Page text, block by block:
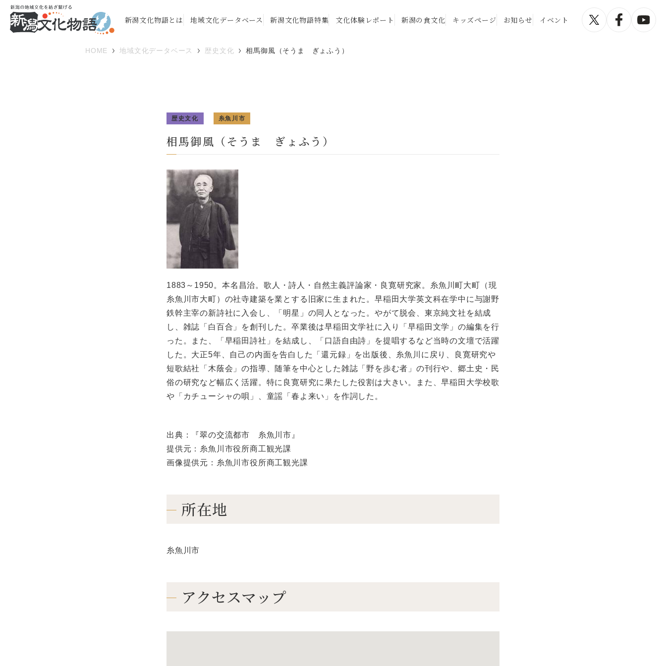
新潟文化物語とは 地域文化データベース 新潟文化物語特集 文化体験レポート 新潟の食文化 キッズページ お知らせ イベント
HOME 地域文化データベース 歴史文化 相馬御風（そうま ぎょふう）
歴史文化 糸魚川市
相馬御風（そうま ぎょふう）
1883～1950。本名昌治。歌人・詩人・自然主義評論家・良寛研究家。糸魚川町大町（現
糸魚川市大町）の社寺建築を業とする旧家に生まれた。早稲田大学英文科在学中に与謝野
鉄幹主宰の新詩社に入会し、「明星」の同人となった。やがて脱会、東京純文社を結成
し、雑誌「白百合」を創刊した。卒業後は早稲田文学社に入り「早稲田文学」の編集を行
った。また、「早稲田詩社」を結成し、「口語自由詩」を提唱するなど当時の文壇で活躍
した。大正5年、自己の内面を告白した「還元録」を出版後、糸魚川に戻り、良寛研究や
短歌結社「木蔭会」の指導、随筆を中心とした雑誌「野を歩む者」の刊行や、郷土史・民
俗の研究など幅広く活躍。特に良寛研究に果たした役割は大きい。また、早稲田大学校歌
や「カチューシャの唄」、童謡「春よ来い」を作詞した。
出典：『翠の交流都市 糸魚川市』
提供元：糸魚川市役所商工観光課
画像提供元：糸魚川市役所商工観光課
所在地
糸魚川市
アクセスマップ